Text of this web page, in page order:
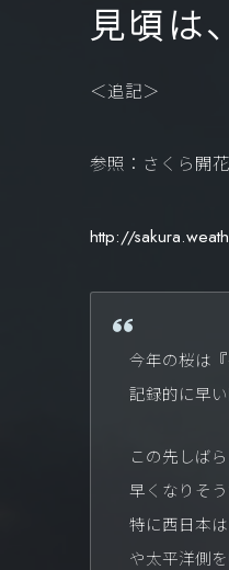
見頃
＜追記＞
参照：さくら開
http://
今年の桜は
記録的に早
この先しば
早くなりそう
特に西日本
や太平洋側